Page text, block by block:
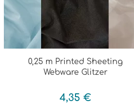
0,25 m Printed Sheeting
Webware Glitzer
4,35 €